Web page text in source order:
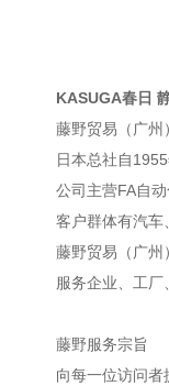
KASUGA春日
藤野贸易（广州
日本总社自
公司主营FA自
客户群体有汽车
藤野贸易（广州
服务企业、工
藤野服务宗旨
向每一位访问